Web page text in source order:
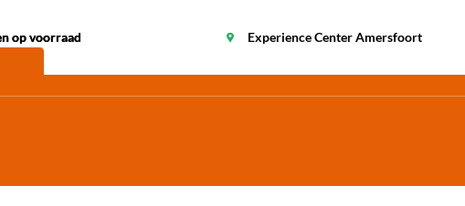
op voorraad Experience Center Amersfoort
op voorraad